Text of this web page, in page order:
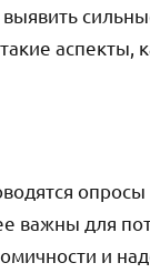
аспекты,
важны для
и